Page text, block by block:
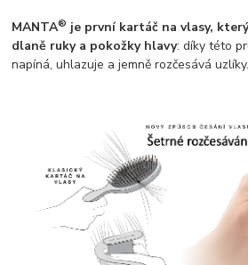
MANTA® je první kartáč na vlasy,
dlaně ruky a pokožky hlavy: díky této
napíná, uhlazuje a jemně rozčesává uzlíky.